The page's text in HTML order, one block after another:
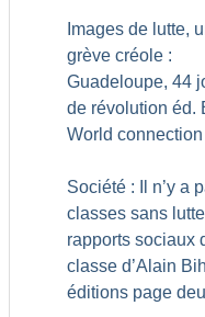
Images de lutte,
grève créole :
Guadeloupe, 44
de révolution éd.
World connection
Société : Il n’y a
classes sans
rapports sociaux
classe d’Alain
éditions page